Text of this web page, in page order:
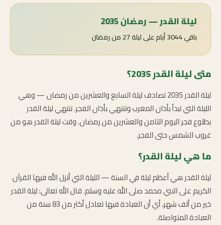
ليلة القدر — رمضان 2035
باقي 3044 أيام على ليلة 27 من رمضان
متى ليلة القدر 2035؟
ليلة القدر 2035 تصادف ليلة السابع والعشرين من رمضان — وهي
الليلة التي تبدأ بأذان المغرب وتنتهي بأذان الفجر. تنتهي ليلة القدر
بطلوع فجر اليوم الثامن والعشرين من رمضان. وقت ليلة القدر هو من
غروب الشمس حتى الفجر.
ما هي ليلة القدر؟
ليلة القدر هي أعظم ليلة في السنة — الليلة التي أنزل الله فيها القرآن
الكريم على النبي محمد صلى الله عليه وسلم. قال الله تعالى: ليلة القدر
خير من ألف شهر، أي أن العبادة فيها تعادل أكثر من 83 سنة من
العبادة المتواصلة.